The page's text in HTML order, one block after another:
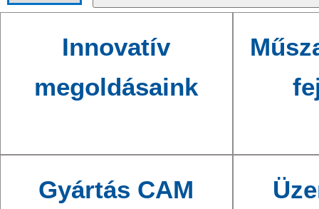
Innovatív
megoldásaink
Gyártás CAM